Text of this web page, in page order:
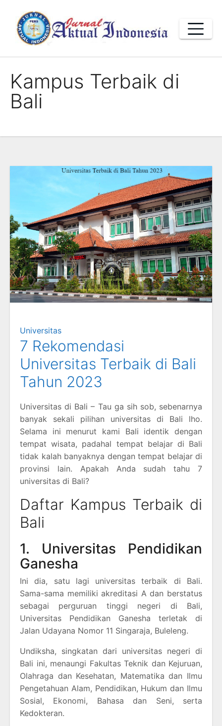
content
Kampus Terbaik di
Bali
Universitas
7 Rekomendasi
Universitas Terbaik di Bali
Tahun 2023
Universitas di Bali – Tau ga sih sob, sebenarnya
banyak sekali pilihan universitas di Bali lho.
Selama ini menurut kami Bali identik dengan
tempat wisata, padahal tempat belajar di Bali
tidak kalah banyaknya dengan tempat belajar di
provinsi lain. Apakah Anda sudah tahu 7
universitas di Bali?
Daftar Kampus Terbaik di
Bali
1. Universitas Pendidikan
Ganesha
Ini dia, satu lagi universitas terbaik di Bali.
Sama-sama memiliki akreditasi A dan berstatus
sebagai perguruan tinggi negeri di Bali,
Universitas Pendidikan Ganesha terletak di
Jalan Udayana Nomor 11 Singaraja, Buleleng.
Undiksha, singkatan dari universitas negeri di
Bali ini, menaungi Fakultas Teknik dan Kejuruan,
Olahraga dan Kesehatan, Matematika dan Ilmu
Pengetahuan Alam, Pendidikan, Hukum dan Ilmu
Sosial, Ekonomi, Bahasa dan Seni, serta
Kedokteran.